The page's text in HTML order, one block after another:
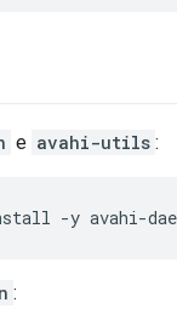
e avahi-utils :
-y avahi-
: